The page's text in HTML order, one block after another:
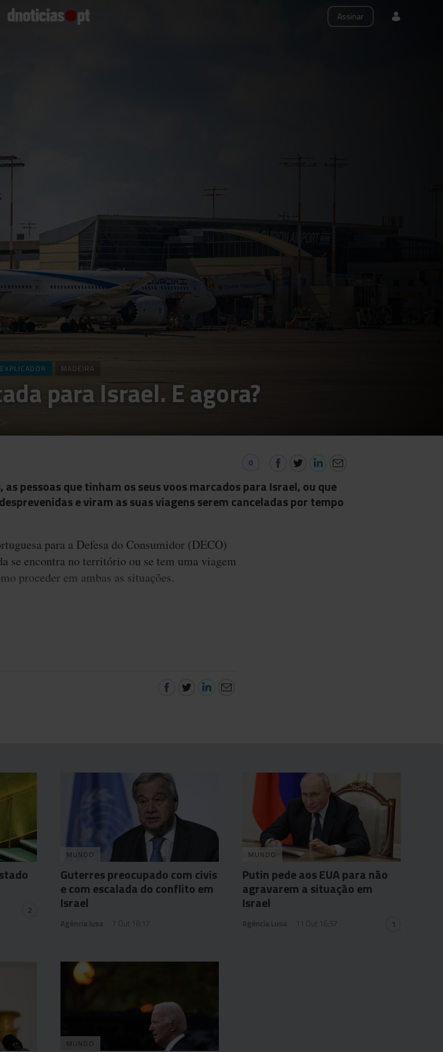
Assinar
EXPLICADOR MADEIRA
para Israel. E agora?
0
pessoas que tinham os seus voos marcados para Israel, ou que
e viram as suas viagens serem canceladas por tempo
para a Defesa do Consumidor (DECO)
se encontra no território ou se tem uma viagem
proceder em ambas as situações.
2
MUNDO
Guterres preocupado com civis
e com escalada do conflito em
Israel
Agência lusa 7 Out 18:17
MUNDO
Putin pede aos EUA para não
agravarem a situação em
Israel
Agência Lusa 11 Out 16:57 1
MUNDO